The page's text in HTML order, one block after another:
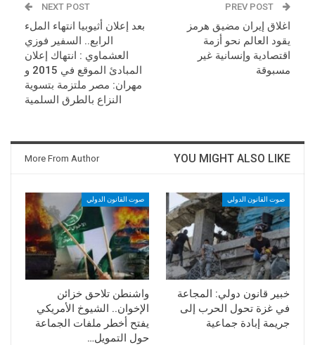
اغلاق إيران مضيق هرمز
يقود العالم نحو أزمة
اقتصادية وإنسانية غير
مسبوقة
NEXT POST
بعد إعلان أثيوبيا انتهاء الملء
الرابع.. السفير فوزي
العشماوي : انتهاك إعلان
المبادئ الموقع في 2015 و
مهران: مصر ملتزمة بتسوية
النزاع بالطرق السلمية
YOU MIGHT ALSO LIKE
More From Author
صوت القانون الدولي
خبير قانون دولي: المجاعة
في غزة تحول الحرب إلى
جريمة إبادة جماعية
صوت القانون الدولي
واشنطن تلاحق خزائن
الإخوان.. الشيوخ الأمريكي
يفتح أخطر ملفات الجماعة
حول التمويل…